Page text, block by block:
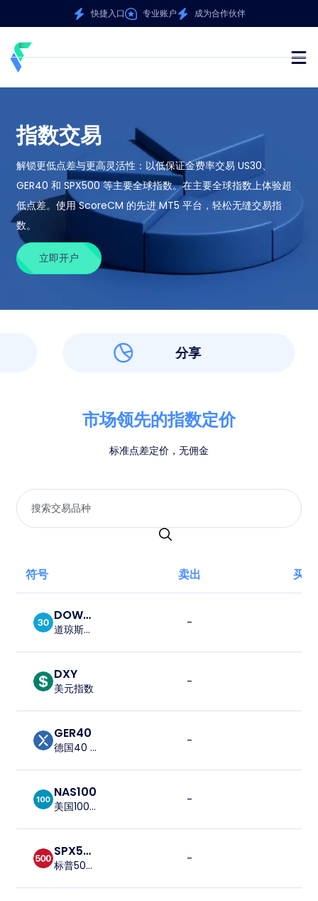
快捷入口 专业账户 成为合作伙伴
指数交易
解锁更低点差与更高灵活性：以低保证金费率交易 US30、
GER40 和 SPX500 等主要全球指数。在主要全球指数上体验超
低点差。使用 ScoreCM 的先进 MT5 平台，轻松无缝交易指
数。
立即开户
分享
市场领先的指数定价
标准点差定价，无佣金
符号 卖出 买入
DOW30
道琼斯工业平均指数 -
DXY
美元指数 -
GER40
德国40 CFD -
NAS100
美国100现货CFD -
SPX500
标普500指数 -